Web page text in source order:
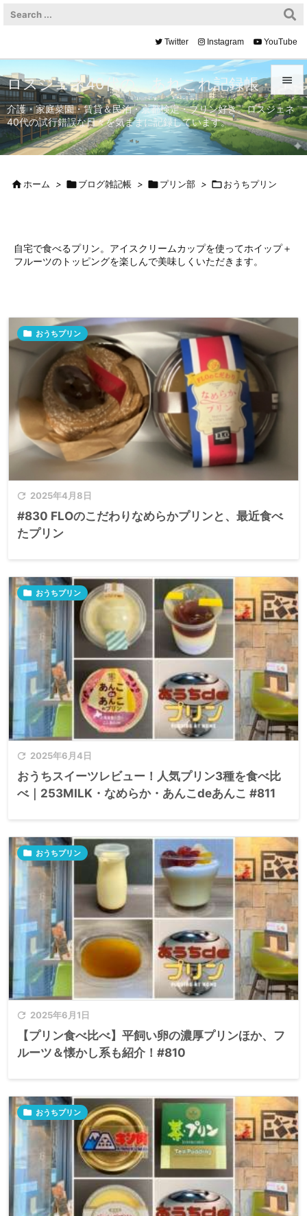


メニュ

サイド

Twitter Instagram YouTube
ロスジェネ40代の、あれこれ記録帳
介護・家庭菜園・賃貸＆民泊・京都検定・プリン好き。ロスジェネ
40代の試行錯誤な日々を気ままに記録しています。
ホーム > ブログ雑記帳 > プリン部 > おうちプリン
自宅で食べるプリン。アイスクリームカップを使ってホイップ＋
フルーツのトッピングを楽しんで美味しくいただきます。
 2025年4月8日
 おうちプリン
#830 FLOのこだわりなめらかプリンと、最近食べ
たプリン
 2025年6月4日
 おうちプリン
おうちスイーツレビュー！人気プリン3種を食べ比
べ｜253MILK・なめらか・あんこdeあんこ #811
 2025年6月1日
 おうちプリン
【プリン食べ比べ】平飼い卵の濃厚プリンほか、フ
ルーツ＆懐かし系も紹介！#810
 おうちプリン